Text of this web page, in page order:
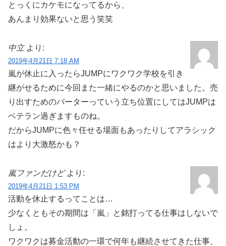
とっくにカケモになってるから、
あんまり効果ないと思う笑笑
中立 より:
2019年4月21日 7:18 AM
嵐が休止に入ったらJUMPにワクワク学校を引き
継がせるために今回また一緒にやるのかと思いました。売
り出すためのバーターっていう立ち位置にしてはJUMPは
ベテラン過ぎますものね。
だからJUMPに色々任せる場面もあったりしてアラシック
はより大激怒かも？
嵐ファンだけど より:
2019年4月21日 1:53 PM
活動を休止するってことは…
少なくともその期間は「嵐」と銘打ってる仕事はしないで
しょ。
ワクワクは募金活動の一環で何年も継続させてきた仕事、